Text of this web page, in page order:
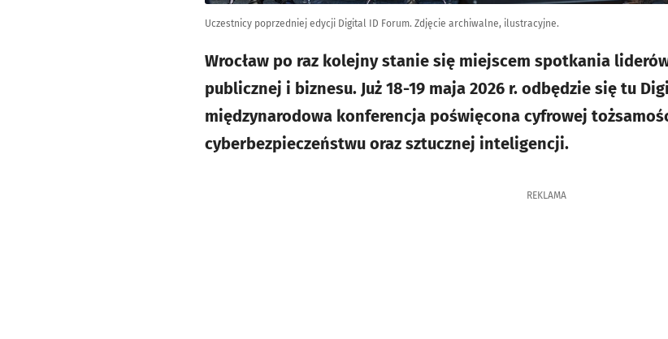
Uczestnicy poprzedniej edycji Digital ID Forum. Zdjęcie archiwalne, ilustracyjne.
Wrocław po raz kolejny stanie się miejscem spotkania
publicznej i biznesu. Już 18-19 maja 2026 r. odbędzie się tu
międzynarodowa konferencja poświęcona cyfrowej
cyberbezpieczeństwu oraz sztucznej inteligencji.
REKLAMA